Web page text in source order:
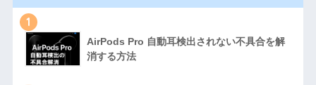
1
AirPods Pro 自動耳検出されない不具合を解
消する方法